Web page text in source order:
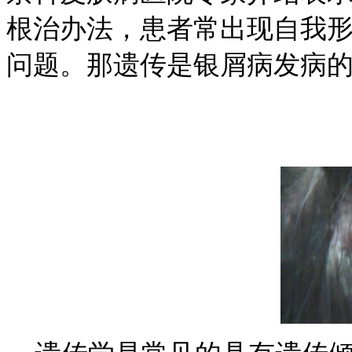
根治办法，患者常出现自我
问题。那遗传是银屑病发病